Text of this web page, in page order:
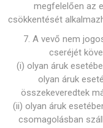
megfelelően az
csökkentését
7. A vevő nem
cseréjét
(i) olyan áruk
olyan áruk
összekeveredtek
(ii) olyan áruk
csomagolásban